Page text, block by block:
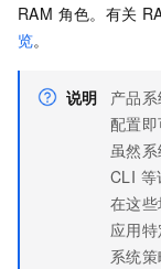
RAM 角色。有关
览。
说明
产品
配置即
虽然
CLI 等
在这
应用特
系统